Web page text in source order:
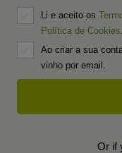
Li e aceito os
Política de Cookies
Ao criar a sua
vinho por email.
Or if